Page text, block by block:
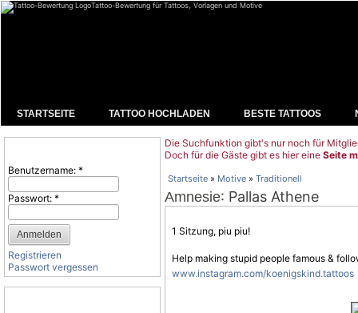
Tattoo-Bewertung für Tattoos, Vorlagen und Motive
STARTSEITE TATTOO HOCHLADEN BESTE TATTOOS
Benutzername: *
Passwort: *
Registrieren
Passwort vergessen
Die Suchfunktion gibt's nur noch für
Doch für die Gäste gibt es hier eine Seite
Startseite » Motive » Traditionell
Amnesie: Pallas Athene
1 Sitzung, piu piu!
Help making stupid people famous &
www.instagram.com/koenigskind.tattoos